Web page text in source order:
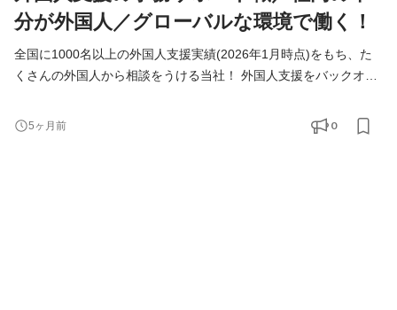
分が外国人／グローバルな環境で働く！
全国に1000名以上の外国人支援実績(2026年1月時点)をもち、た
くさんの外国人から相談をうける当社！ 外国人支援をバックオフ
＜具体的には？＞ ・海外から来日するまでの手続き ・外国人支援
のデータベース管理 ・入国管理局に進捗確認 ・来社対応、電話対
5ヶ月前 0